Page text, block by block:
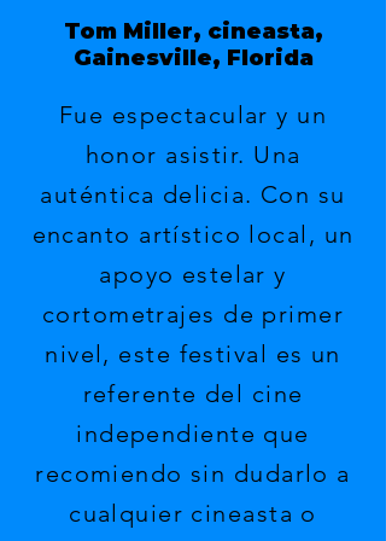
Tom Miller, cineasta,
Gainesville, Florida
Fue espectacular y un
honor asistir. Una
auténtica delicia. Con su
encanto artístico local, un
apoyo estelar y
cortometrajes de primer
nivel, este festival es un
referente del cine
independiente que
recomiendo sin dudarlo a
cualquier cineasta o